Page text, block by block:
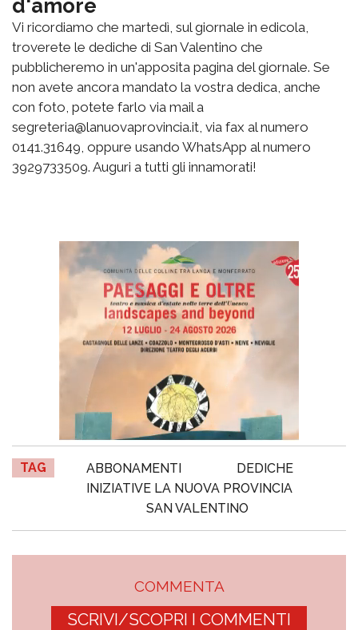
d'amore
Vi ricordiamo che martedì, sul giornale in edicola,
troverete le dediche di San Valentino che
pubblicheremo in un'apposita pagina del giornale. Se
non avete ancora mandato la vostra dedica, anche
con foto, potete farlo via mail a
segreteria@lanuovaprovincia.it, via fax al numero
0141.31649, oppure usando WhatsApp al numero
3929733509. Auguri a tutti gli innamorati!
TAG ABBONAMENTI
DEDICHE
INIZIATIVE LA NUOVA PROVINCIA
SAN VALENTINO
COMMENTA
SCRIVI/SCOPRI I COMMENTI